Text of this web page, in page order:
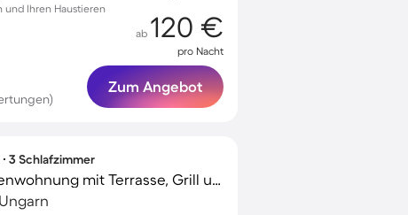
und Ihren Haustieren
ab 120 €
pro Nacht
Zum Angebot
3 Schlafzimmer
Wunderschöne Ferienwohnung mit Terrasse, Grill und Garten